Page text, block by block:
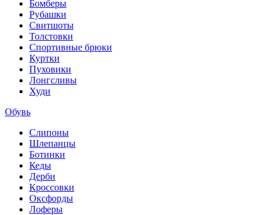
Бомберы
Рубашки
Свитшоты
Толстовки
Спортивные брюки
Куртки
Пуховики
Лонгсливы
Худи
Обувь
Слипоны
Шлепанцы
Ботинки
Кеды
Дерби
Кроссовки
Оксфорды
Лоферы